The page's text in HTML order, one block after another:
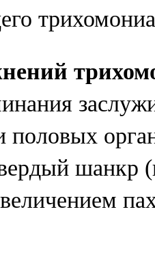
половых
шанкр